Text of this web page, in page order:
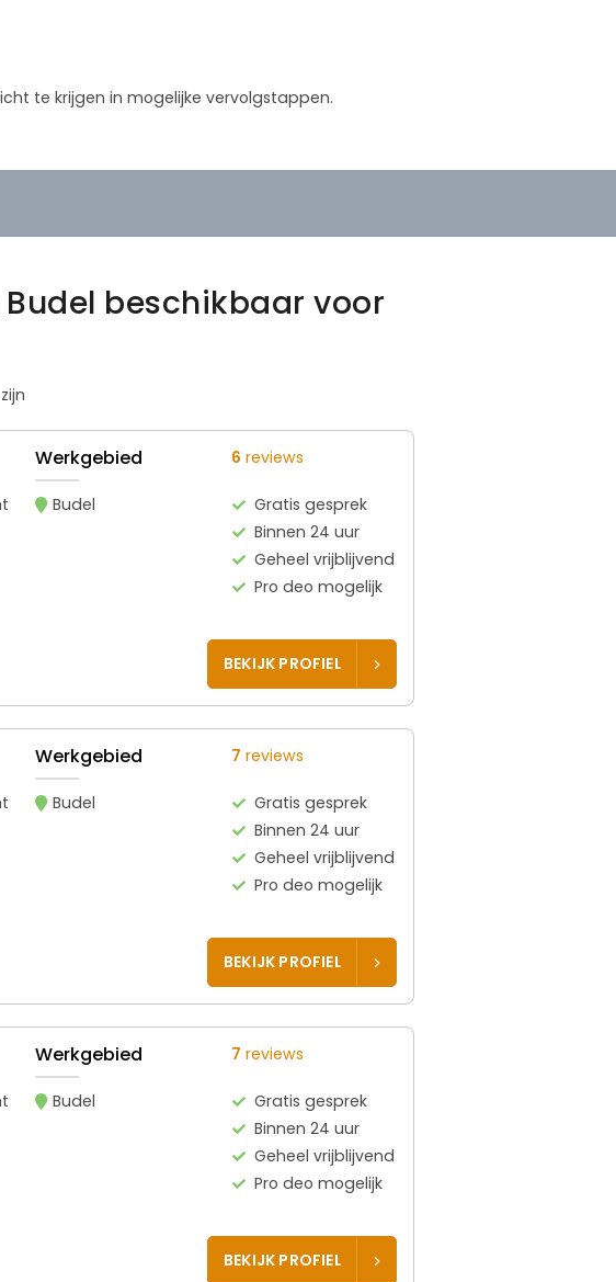
te krijgen in mogelijke vervolgstappen.
beschikbaar voor
Werkgebied
Budel
6 reviews
Gratis gesprek
Binnen 24 uur
Geheel vrijblijvend
Pro deo mogelijk
BEKIJK PROFIEL
Werkgebied
Budel
7 reviews
Gratis gesprek
Binnen 24 uur
Geheel vrijblijvend
Pro deo mogelijk
BEKIJK PROFIEL
Werkgebied
Budel
7 reviews
Gratis gesprek
Binnen 24 uur
Geheel vrijblijvend
Pro deo mogelijk
BEKIJK PROFIEL